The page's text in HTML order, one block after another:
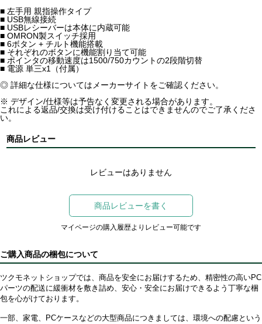
■ 左手用 親指操作タイプ
■ USB無線接続
■ USBレシーバーは本体に内蔵可能
■ OMRON製スイッチ採用
■ 6ボタン + チルト機能搭載
■ それぞれのボタンに機能割り当て可能
■ ポインタの移動速度は1500/750カウントの2段階切替
■ 電源 単三x1（付属）
◎ 詳細な仕様についてはメーカーサイトをご確認ください。
※ デザイン/仕様等は予告なく変更される場合があります。
これによる返品/交換は受け付けることはできませんのでご了承くださ
い。
商品レビュー
レビューはありません
商品レビューを書く
マイページの購入履歴よりレビュー可能です
ご購入商品の梱包について
ツクモネットショップでは、商品を安全にお届けするため、精密性の高いPC
パーツの配送に緩衝材を敷き詰め、安心・安全にお届けできるよう丁寧な梱
包を心がけております。
一部、家電、PCケースなどの大型商品につきましては、環境への配慮という